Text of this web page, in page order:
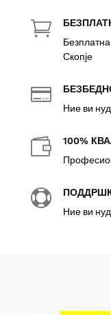

Скопје

Ние ви
 100%

Ние ви